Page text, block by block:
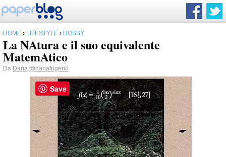
HOME › LIFESTYLE › HOBBY
La NAtura e il suo equivalente
MatemAtico
Da Dana @danafrigerio
Save